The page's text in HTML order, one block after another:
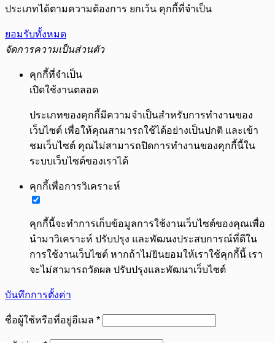
ประเภทได้ตามความต้องการ ยกเว้น คุกกี้ที่จำเป็น
ยอมรับทั้งหมด
จัดการความเป็นส่วนตัว
คุกกี้ที่จำเป็น
เปิดใช้งานตลอด
ประเภทของคุกกี้มีความจำเป็นสำหรับการทำงานของ
เว็บไซต์ เพื่อให้คุณสามารถใช้ได้อย่างเป็นปกติ และเข้า
ชมเว็บไซต์ คุณไม่สามารถปิดการทำงานของคุกกี้นี้ใน
ระบบเว็บไซต์ของเราได้
คุกกี้เพื่อการวิเคราะห์
คุกกี้นี้จะทำการเก็บข้อมูลการใช้งานเว็บไซต์ของคุณเพื่อ
นำมาวิเคราะห์ ปรับปรุง และพัฒนงประสบการณ์ที่ดีใน
การใช้งานเว็บไซต์ หากถ้าไม่ยินยอมให้เราใช้คุกกี้นี้ เรา
จะไม่สามารถวัดผล ปรับปรุงและพัฒนาเว็บไซต์
บันทึกการตั้งค่า
ชื่อผู้ใช้หรือที่อยู่อีเมล *ต้องการ